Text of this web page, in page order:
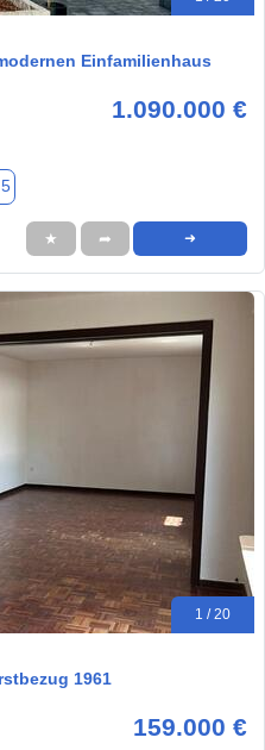
Einfamilienhaus
1.090.000 €
★ ➦ ➜
1 / 20
1961
159.000 €